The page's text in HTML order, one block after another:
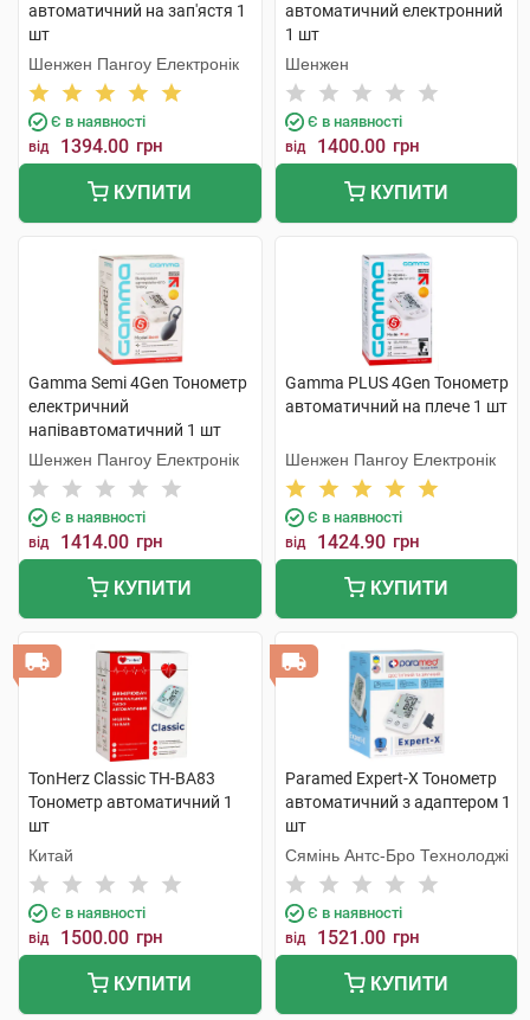
автоматичний на зап'ястя 1
шт
Шенжен Пангоу Електронік
Є в наявності
від 1394.00 грн
КУПИТИ
автоматичний електронний
1 шт
Шенжен
Є в наявності
від 1400.00 грн
КУПИТИ
Gamma Semi 4Gen Тонометр
електричний
напівавтоматичний 1 шт
Шенжен Пангоу Електронік
Є в наявності
від 1414.00 грн
КУПИТИ
Gamma PLUS 4Gen Тонометр
автоматичний на плече 1 шт
Шенжен Пангоу Електронік
Є в наявності
від 1424.90 грн
КУПИТИ
TonHerz Classic ТН-ВА83
Тонометр автоматичний 1
шт
Китай
Є в наявності
від 1500.00 грн
КУПИТИ
Paramed Expert-X Тонометр
автоматичний з адаптером 1
шт
Сямінь Антс-Бро Технолоджі
Є в наявності
від 1521.00 грн
КУПИТИ